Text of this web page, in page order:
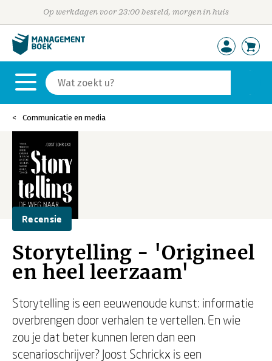
Op werkdagen voor 23:00 besteld, morgen in huis
Communicatie en media
Recensie
Storytelling - 'Origineel
en heel leerzaam'
Storytelling is een eeuwenoude kunst: informatie
overbrengen door verhalen te vertellen. En wie
zou je dat beter kunnen leren dan een
scenarioschrijver? Joost Schrickx is een